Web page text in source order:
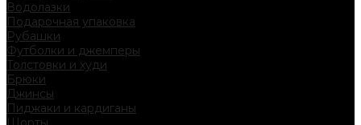
Водолазки
Подарочная упаковка
Рубашки
Футболки и джемперы
Толстовки и худи
Брюки
Джинсы
Пиджаки и кардиганы